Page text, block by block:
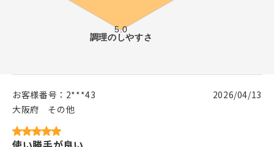
お客様番号： 2***43
大阪府
その他
2026/04/13